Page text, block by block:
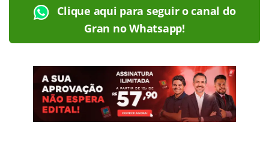
Clique aqui para seguir o canal do
Gran no Whatsapp!